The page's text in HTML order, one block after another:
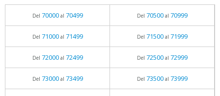
Del 70000al 70499 Del 70500al 70999
Del 71000al 71499 Del 71500al 71999
Del 72000al 72499 Del 72500al 72999
Del 73000al 73499 Del 73500al 73999